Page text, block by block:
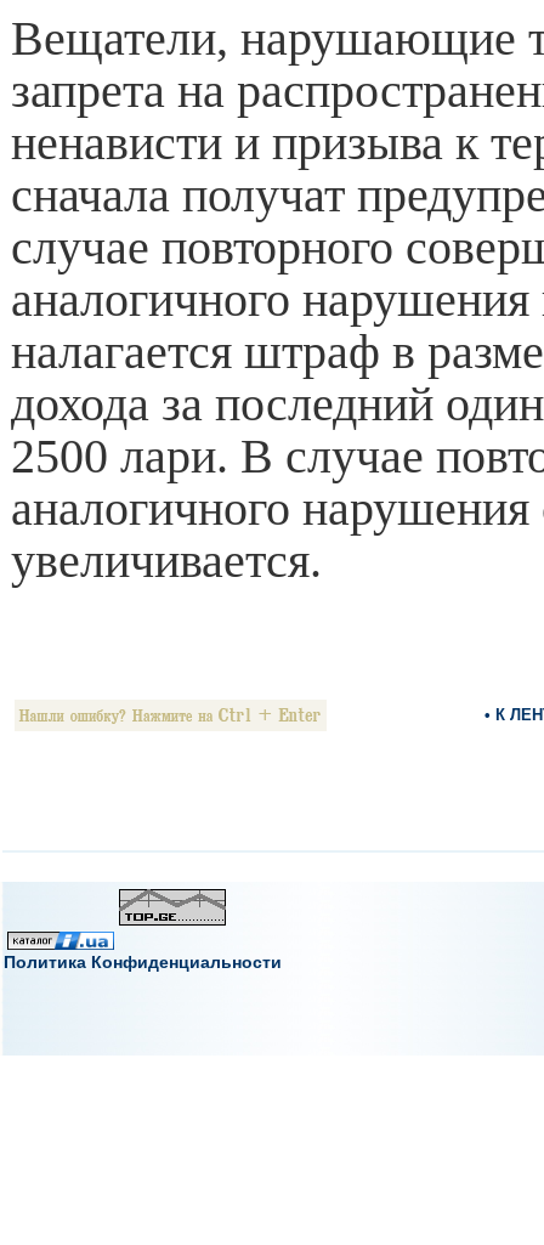
Вещатели, нарушающие
запрета на
ненависти и призыва к
сначала получат
случае повторного
аналогичного нарушения
налагается штраф в
дохода за последний
2500 лари. В случае
аналогичного
увеличивается.
• К
Политика Конфиденциальности